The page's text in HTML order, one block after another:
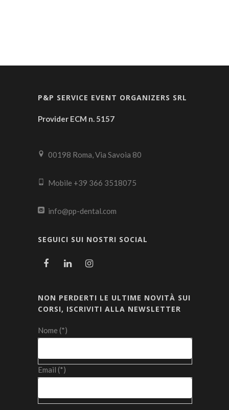
P&P SERVICE EVENT ORGANIZERS SRL
Provider ECM n. 5157
00198 Roma, Via Savoia 80
Mobile +39 366 3518075
info@pp-dental.com
SEGUICI SUI NOSTRI SOCIAL
NON PERDERTI LE ULTIME NOVITÀ SUI
CORSI, ISCRIVITI ALLA NEWSLETTER
Nome (*)
Email (*)